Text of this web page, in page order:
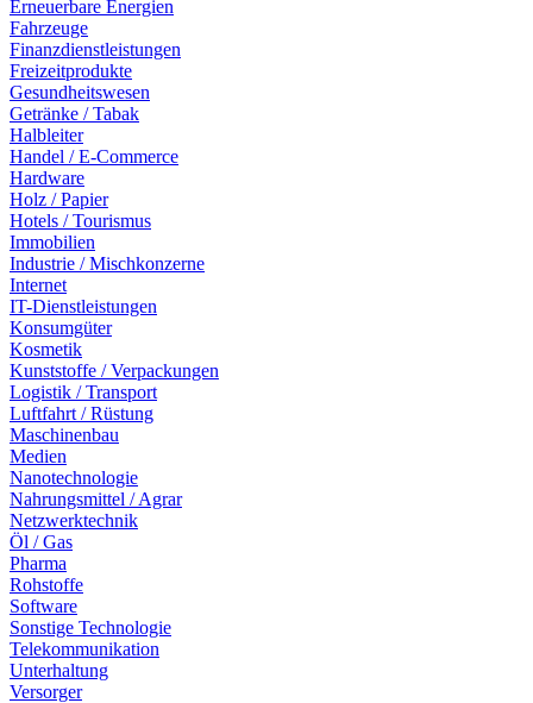
Erneuerbare Energien
Fahrzeuge
Finanzdienstleistungen
Freizeitprodukte
Gesundheitswesen
Getränke / Tabak
Halbleiter
Handel / E-Commerce
Hardware
Holz / Papier
Hotels / Tourismus
Immobilien
Industrie / Mischkonzerne
Internet
IT-Dienstleistungen
Konsumgüter
Kosmetik
Kunststoffe / Verpackungen
Logistik / Transport
Luftfahrt / Rüstung
Maschinenbau
Medien
Nanotechnologie
Nahrungsmittel / Agrar
Netzwerktechnik
Öl / Gas
Pharma
Rohstoffe
Software
Sonstige Technologie
Telekommunikation
Unterhaltung
Versorger